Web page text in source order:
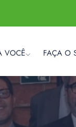
VOCÊ FAÇA O